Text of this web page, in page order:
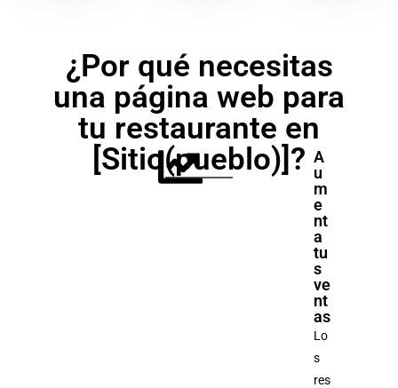
¿Por qué necesitas
una página web para
tu restaurante en
[Sitio(pueblo)]? A
u
m
e
nt
a
tu
s
ve
nt
as
Lo
s
res